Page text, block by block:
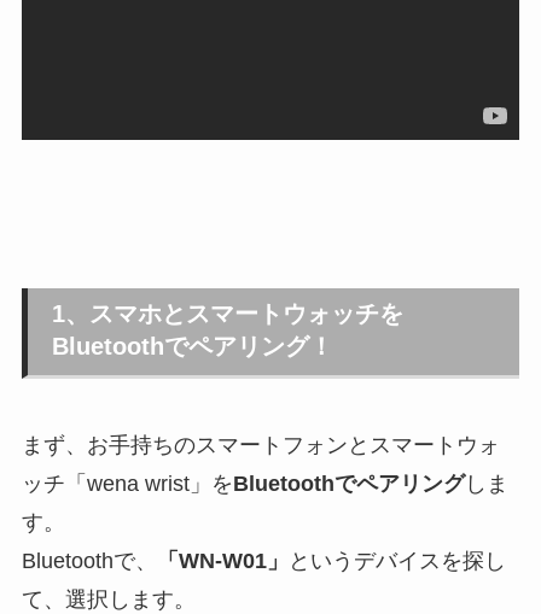
1、スマホとスマートウォッチを
Bluetoothでペアリング！
まず、お手持ちのスマートフォンとスマートウォ
ッチ「wena wrist」をBluetoothでペアリングしま
す。
Bluetoothで、
「WN-W01」
というデバイスを探し
て、選択します。